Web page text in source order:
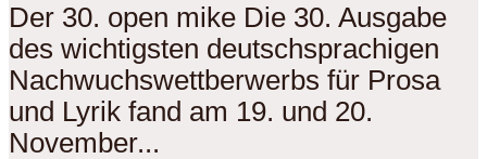
Der 30. open mike Die 30. Ausgabe
des wichtigsten deutschsprachigen
Nachwuchswettberwerbs für Prosa
und Lyrik fand am 19. und 20.
November...